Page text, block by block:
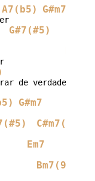
A7(b5) G#m7
G#7(#5)
de verdade
G#m7
C#m7(9)
Em7
Bm7(9)
de